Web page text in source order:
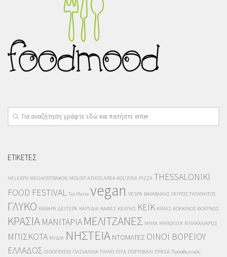
ΕΤΙΚΕΤΕΣ
HELEXPO MEGAOSTRAKON MOUNT ATHOS AREA KOUZINA PIZZA THESSALONIKI
FOOD FESTIVAL Tre Marie vegan VESPA ΒΑΜΒΑΚΗΣ ΓΑΥΡΟΣ ΤΗΓΑΝΗΤΟΣ
ΓΛΥΚΟ ΚΑΘΑΡΑ ΔΕΥΤΕΡΑ ΚΑΡΥΔΙΑ ΚΑΦΕΣ ΚΕΧΡΗΣ ΚΕΪΚ ΚΙΜΑΣ ΚΟΚΚΙΝΟΣ ΦΟΥΡΝΟΣ
ΚΡΑΣΙΑ ΜΑΝΙΤΑΡΙΑ ΜΕΛΙΤΖΑΝΕΣ ΜΗΛΑ ΜΗΛΟΠΙΤΑ ΜΠΑΚΑΛΙΑΡΟΣ
ΜΠΙΣΚΟΤΑ ΜΥΔΙΑ ΝΗΣΤΕΙΑ ΝΤΟΜΑΤΕΣ ΟΙΝΟΙ ΒΟΡΕΙΟΥ
ΕΛΛΑΔΟΣ ΟΙΝΟΠΟΙΕΙΟ ΠΑΣΧΑΛΙΝΑ ΠΗΛΙΟ ΠΙΤΑ ΠΟΡΤΟΚΑΛΙ ΠΡΑΣΑ Προαθωνικός